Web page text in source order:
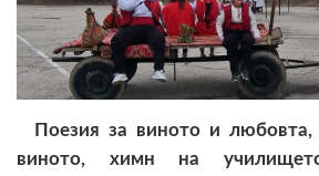
Поезия за виното и
виното, химн на